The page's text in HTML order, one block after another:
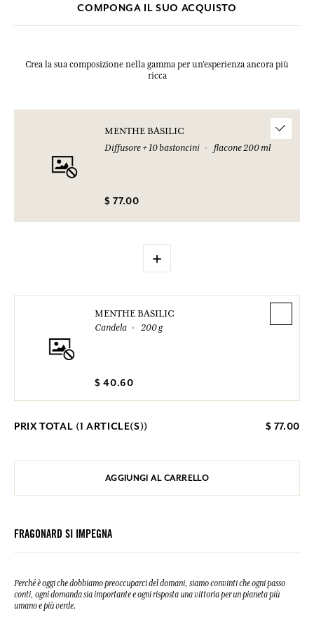
COMPONGA IL SUO ACQUISTO
Crea la sua composizione nella gamma per un’esperienza ancora più
ricca
MENTHE BASILIC
Diffusore + 10 bastoncini
flacone 200 ml
$ 77.00
+
MENTHE BASILIC
Candela
200 g
$ 40.60
PRIX TOTAL (1 ARTICLE(S)) $ 77.00
AGGIUNGI AL CARRELLO
FRAGONARD SI IMPEGNA
Perché è oggi che dobbiamo preoccuparci del domani, siamo convinti che ogni passo
conti, ogni domanda sia importante e ogni risposta una vittoria per un pianeta più
umano e più verde.